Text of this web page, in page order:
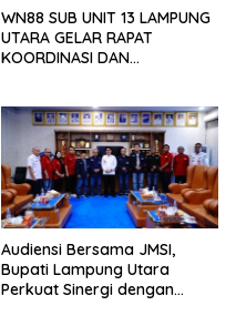
WN88 SUB UNIT 13 LAMPUNG
UTARA GELAR RAPAT
KOORDINASI DAN
Audiensi Bersama JMSI,
Bupati Lampung Utara
Perkuat Sinergi dengan